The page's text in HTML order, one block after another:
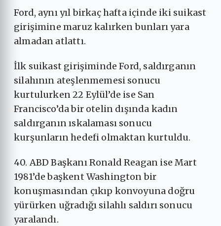
Ford, aynı yıl birkaç hafta içinde iki suikast
girişimine maruz kalırken bunları yara
almadan atlattı.
İlk suikast girişiminde Ford, saldırganın
silahının ateşlenmemesi sonucu
kurtulurken 22 Eylül’de ise San
Francisco’da bir otelin dışında kadın
saldırganın ıskalaması sonucu
kurşunların hedefi olmaktan kurtuldu.
40. ABD Başkanı Ronald Reagan ise Mart
1981’de başkent Washington bir
konuşmasından çıkıp konvoyuna doğru
yürürken uğradığı silahlı saldırı sonucu
yaralandı.